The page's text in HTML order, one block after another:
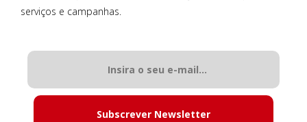
serviços e campanhas.
Subscrever Newsletter